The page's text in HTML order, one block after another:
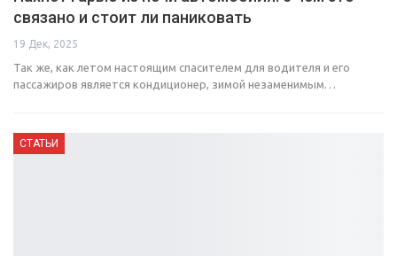
связано и стоит ли паниковать
19 Дек, 2025
Так же, как летом настоящим спасителем для водителя и его
пассажиров является кондиционер, зимой незаменимым…
СТАТЬИ